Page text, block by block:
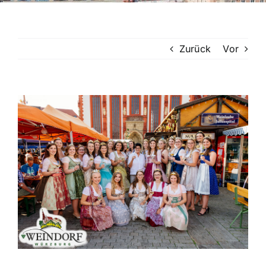
Zurück Vor
Zeige
grösseres
Bild